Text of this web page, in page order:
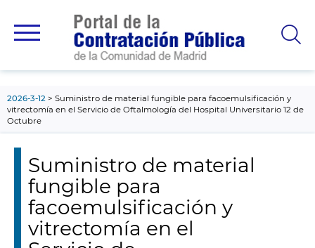
principal
2026-3-12
Suministro de material fungible para facoemulsificación y
vitrectomía en el Servicio de Oftalmología del Hospital Universitario 12 de
Octubre
Suministro de material
fungible para
facoemulsificación y
vitrectomía en el